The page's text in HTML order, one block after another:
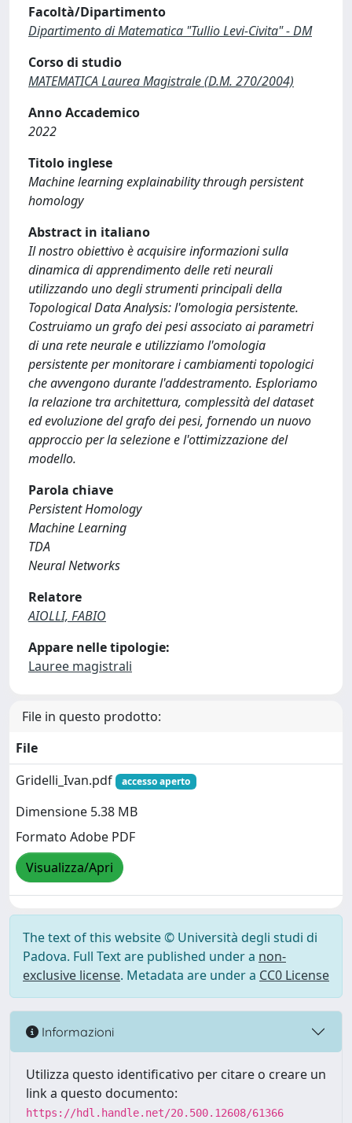
Facoltà/Dipartimento
Dipartimento di Matematica "Tullio Levi-Civita" - DM
Corso di studio
MATEMATICA Laurea Magistrale (D.M. 270/2004)
Anno Accademico
2022
Titolo inglese
Machine learning explainability through persistent
homology
Abstract in italiano
Il nostro obiettivo è acquisire informazioni sulla
dinamica di apprendimento delle reti neurali
utilizzando uno degli strumenti principali della
Topological Data Analysis: l'omologia persistente.
Costruiamo un grafo dei pesi associato ai parametri
di una rete neurale e utilizziamo l'omologia
persistente per monitorare i cambiamenti topologici
che avvengono durante l'addestramento. Esploriamo
la relazione tra architettura, complessità del dataset
ed evoluzione del grafo dei pesi, fornendo un nuovo
approccio per la selezione e l'ottimizzazione del
modello.
Parola chiave
Persistent Homology
Machine Learning
TDA
Neural Networks
Relatore
AIOLLI, FABIO
Appare nelle tipologie:
Lauree magistrali
File in questo prodotto:
File
Gridelli_Ivan.pdf
accesso aperto
Dimensione 5.38 MB
Formato Adobe PDF
Visualizza/Apri
The text of this website © Università degli studi di
Padova. Full Text are published under a non-
exclusive license. Metadata are under a CC0 License
Informazioni
Utilizza questo identificativo per citare o creare un
link a questo documento:
https://hdl.handle.net/20.500.12608/61366